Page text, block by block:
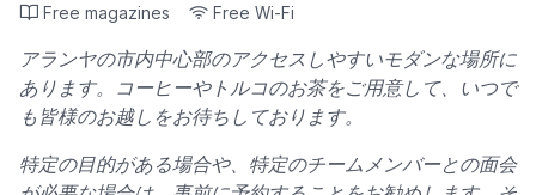
Free magazines
Free Wi-Fi
アランヤの市内中心部のアクセスしやすいモダンな場所に
あります。コーヒーやトルコのお茶をご用意して、いつで
も皆様のお越しをお待ちしております。
特定の目的がある場合や、特定のチームメンバーとの面会